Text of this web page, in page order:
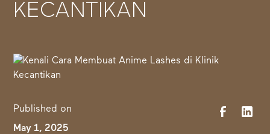
KECANTIKAN
Published on
May 1, 2025